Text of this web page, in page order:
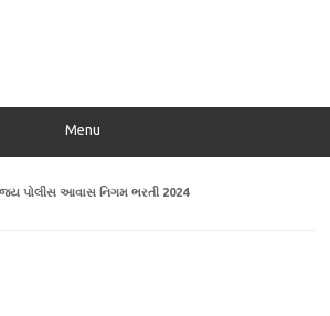
Menu
પોલીસ આવાસ નિગમ ભરતી 2024